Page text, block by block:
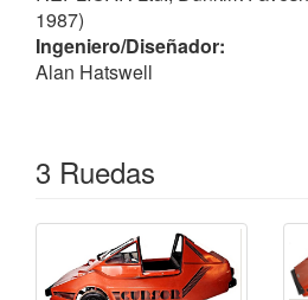
Sin embargo era muy caro -
ciclomotor normal, alrededor de
Esto significaba que la
Se calcula que la producción,
fue de unas 100 unidades
biplazas.
1987)
Ingeniero/Diseñador:
Alan Hatswell
3 Ruedas